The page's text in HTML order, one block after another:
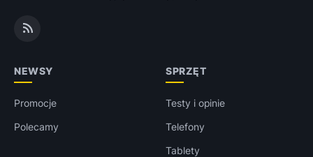
NEWSY
Promocje
Polecamy
SPRZĘT
Testy i opinie
Telefony
Tablety